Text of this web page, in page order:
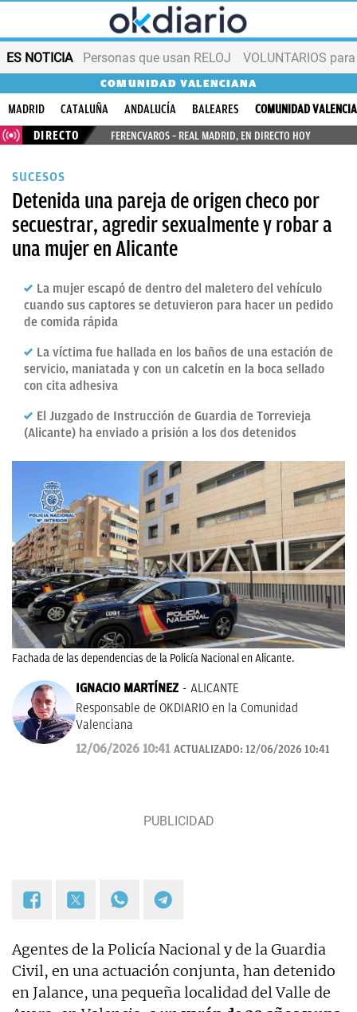
ES NOTICIA Personas que usan RELOJ VOLUNTARIOS
COMUNIDAD VALENCIANA
MADRID CATALUÑA ANDALUCÍA BALEARES
COMUNIDAD
DIRECTO
FERENCVAROS – REAL MADRID, EN DIRECTO HOY
SUCESOS
Detenida una pareja de origen checo por
secuestrar, agredir sexualmente y robar a
una mujer en Alicante
La mujer escapó de dentro del maletero del vehículo
cuando sus captores se detuvieron para hacer un pedido
de comida rápida
La víctima fue hallada en los baños de una estación de
servicio, maniatada y con un calcetín en la boca sellado
con cita adhesiva
El Juzgado de Instrucción de Guardia de Torrevieja
(Alicante) ha enviado a prisión a los dos detenidos
Fachada de las dependencias de la Policía Nacional en Alicante.
IGNACIO MARTÍNEZ
ALICANTE
Responsable de OKDIARIO en la Comunidad
Valenciana
12/06/2026 10:41 ACTUALIZADO: 12/06/2026 10:41
Agentes de la Policía Nacional y de la Guardia
Civil, en una actuación conjunta, han detenido
en Jalance, una pequeña localidad del Valle de